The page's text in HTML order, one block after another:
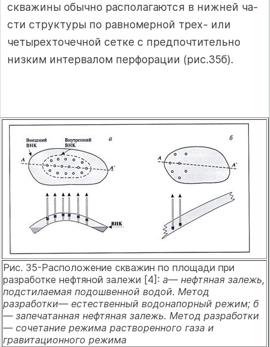
скважины обычно располагаются в нижней ча­
сти структуры по равномерной трех- или
четырехточечной сетке с предпочтительно
низким интервалом перфорации (рис.35б).
Рис. 35-Расположение скважин по площади при
разработке нефтяной залежи [4]: а— нефтяная залежь,
подстилаемая подошвенной водой. Метод
разработки— естественный водонапорный режим; б
— запечатанная нефтяная залежь. Метод разработки
— сочетание режима растворенного газа и
гравитационного режима